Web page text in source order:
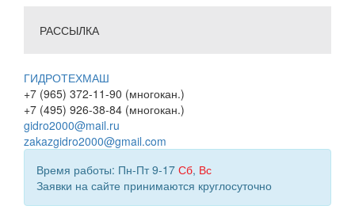
РАССЫЛКА
ГИДРОТЕХМАШ
+7 (965) 372-11-90 (многокан.)
+7 (495) 926-38-84 (многокан.)
gidro2000@mail.ru
zakazgidro2000@gmail.com
Время работы: Пн-Пт 9-17 Сб, Вс
Заявки на сайте принимаются круглосуточно